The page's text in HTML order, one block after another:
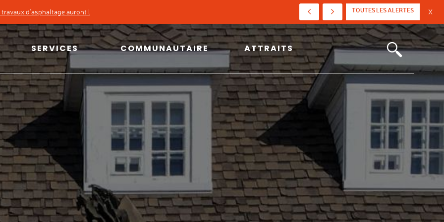
X
d'asphaltage auront l
réparation d'un bris d'aqueduc, ve... TOUTES LES ALERTES
SERVICES
SERVICES
Taxes, évaluation et
cartographie
Urbanisme
Environnement
Matières résiduelles
Sécurité publique
Logements sociaux
Transport collectif
COMMUNAUTAIRE
COMMUNAUTAIRE
Info-loisirs et inscriptions
Bibliothèque et espaces
culturels
Installations sportives
Parcs municipaux
Location de salles
Répertoire des organismes
ATTRAITS
ATTRAITS
Choisir Saint-Jean-Port-Joli
Art, culture et patrimoine
Tourisme et événements
Fêtes du 350e
Actualités